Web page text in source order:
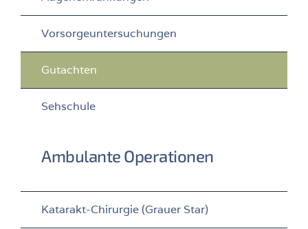
Vorsorgeuntersuchungen
Gutachten
Sehschule
Ambulante Operationen
Katarakt-Chirurgie (Grauer Star)